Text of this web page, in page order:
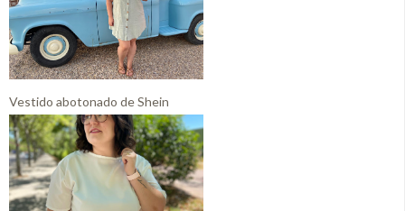
Vestido abotonado de Shein